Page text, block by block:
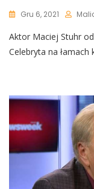
Gru 6, 2021
Aktor Maciej Stuhr
Celebryta na